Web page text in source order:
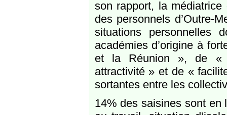
son rapport, la
des personnels d’Outre-
situations personnelles
académies d’origine à
et la Réunion », de «
attractivité » et de «
sortantes entre les
14% des saisines sont en